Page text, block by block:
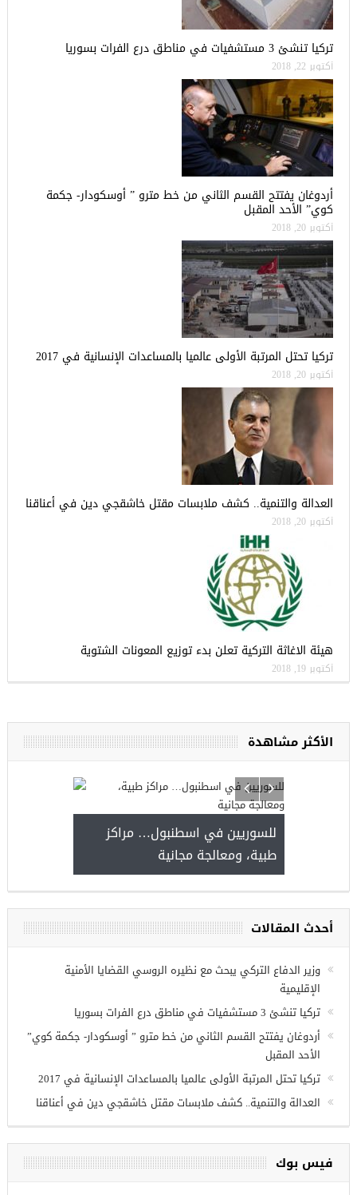
تركيا تنشئ 3 مستشفيات في مناطق درع الفرات بسوريا
أكتوبر 22, 2018
أردوغان يفتتح القسم الثاني من خط مترو ” أوسكودار- جكمة
كوي” الأحد المقبل
أكتوبر 20, 2018
تركيا تحتل المرتبة الأولى عالميا بالمساعدات الإنسانية في 2017
أكتوبر 20, 2018
العدالة والتنمية.. كشف ملابسات مقتل خاشقجي دين في أعناقنا
أكتوبر 20, 2018
هيئة الاغاثة التركية تعلن بدء توزيع المعونات الشتوية
أكتوبر 19, 2018
الأكثر مشاهدة
للسوريين في اسطنبول… مراكز
طبية، ومعالجة مجانية
في
أحدث المقالات
وزير الدفاع التركي يبحث مع نظيره الروسي القضايا الأمنية
الإقليمية
تركيا تنشئ 3 مستشفيات في مناطق درع الفرات بسوريا
أردوغان يفتتح القسم الثاني من خط مترو ” أوسكودار- جكمة كوي”
الأحد المقبل
تركيا تحتل المرتبة الأولى عالميا بالمساعدات الإنسانية في 2017
العدالة والتنمية.. كشف ملابسات مقتل خاشقجي دين في أعناقنا
فيس بوك